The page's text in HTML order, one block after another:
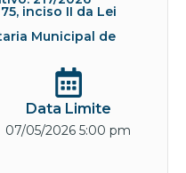
inciso II da Lei
Municipal de
Data Limite
07/05/2026 5:00 pm